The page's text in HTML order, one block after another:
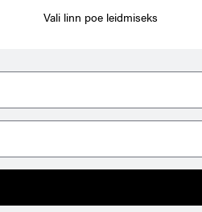
Vali linn poe leidmiseks